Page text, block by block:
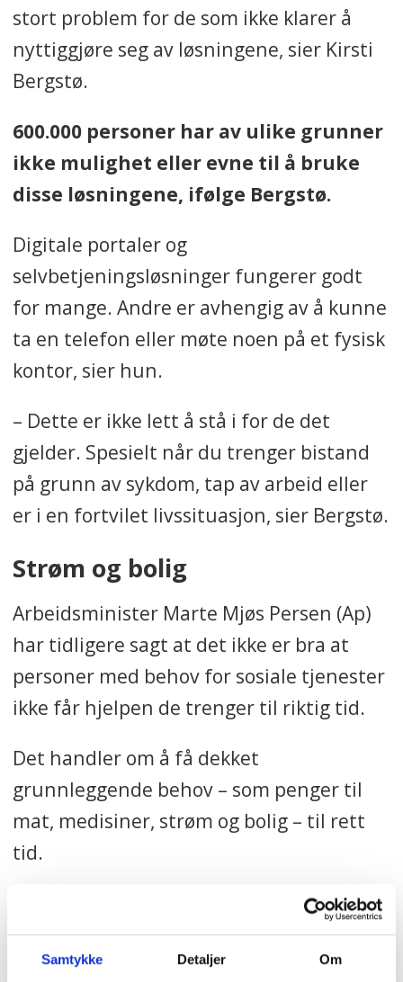
Samtykke Detaljer Om
stort problem for de som ikke klarer å
nyttiggjøre seg av løsningene, sier Kirsti
Bergstø.
600.000 personer har av ulike grunner
ikke mulighet eller evne til å bruke
disse løsningene, ifølge Bergstø.
Digitale portaler og
selvbetjeningsløsninger fungerer godt
for mange. Andre er avhengig av å kunne
ta en telefon eller møte noen på et fysisk
kontor, sier hun.
– Dette er ikke lett å stå i for de det
gjelder. Spesielt når du trenger bistand
på grunn av sykdom, tap av arbeid eller
er i en fortvilet livssituasjon, sier Bergstø.
Strøm og bolig
Arbeidsminister Marte Mjøs Persen (Ap)
har tidligere sagt at det ikke er bra at
personer med behov for sosiale tjenester
ikke får hjelpen de trenger til riktig tid.
Det handler om å få dekket
grunnleggende behov – som penger til
mat, medisiner, strøm og bolig – til rett
tid.
Hun tar rapporten fra Helsetilsynet
alvorlig. Det samme gjør Kirsti Bergstø.